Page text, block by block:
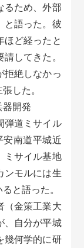
るため、外部
と語った。彼
ほど経ったと
してきた。
拒絶しなかっ
した。
器開発
弾道ミサイル
安南道平城近
ミサイル基地
ンモルには生
と語った。
（金策工業大
、自分が平城
幾何学的に研